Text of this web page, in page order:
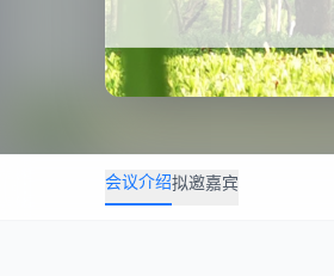
会议介绍拟邀嘉宾